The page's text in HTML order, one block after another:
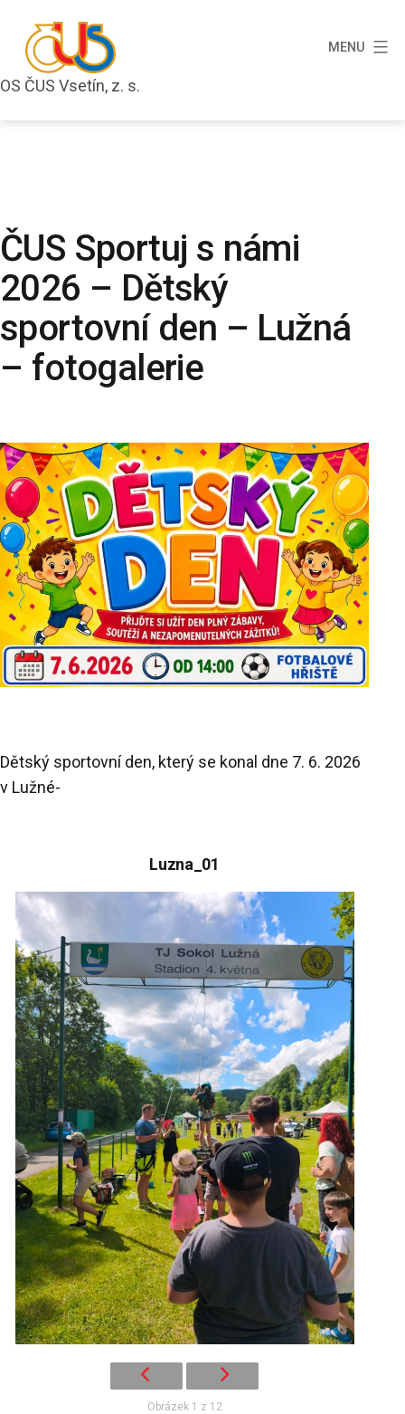
obsahu
OS ČUS Vsetín, z. s.
MENU
ČUS Sportuj s námi
2026 – Dětský
sportovní den – Lužná
– fotogalerie
Dětský sportovní den, který se konal dne 7. 6. 2026
v Lužné-
Luzna_01
Obrázek 1 z 12